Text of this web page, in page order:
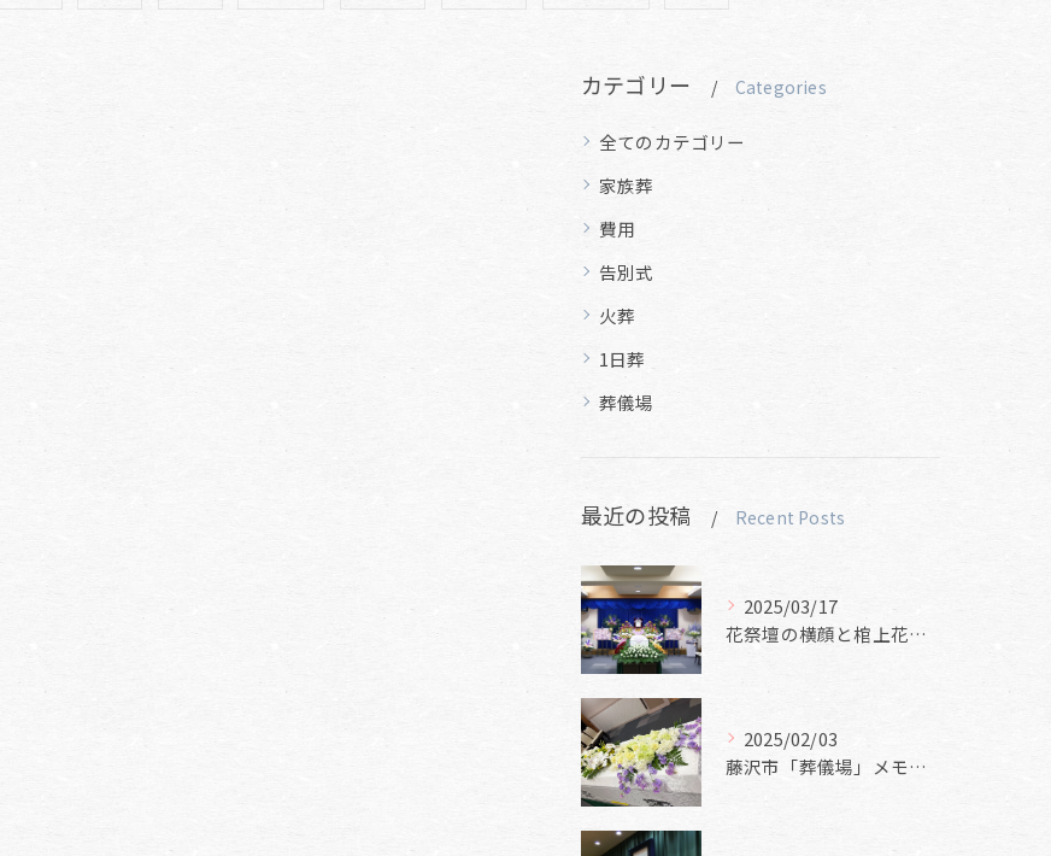
カテゴリー Categories
全てのカテゴリー
家族葬
費用
告別式
火葬
1日葬
葬儀場
最近の投稿 Recent Posts
2025/03/17
花祭壇の横顔と棺上花と焼香花
2025/02/03
藤沢市「葬儀場」メモリアルホール美空